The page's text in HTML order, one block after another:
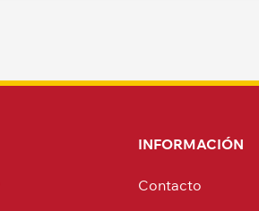
INFORMACIÓN
Contacto